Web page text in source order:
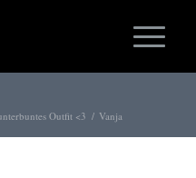
Outfit <3 / Vanja